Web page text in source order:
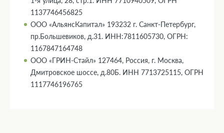
1137746456825
ООО «АльянсКапитал» 193232 г. Санкт-Петербург,
пр.Большевиков, д.31. ИНН:7811605730, ОГРН:
1167847164748
ООО «ГРИН-Стайл» 127464, Россия, г. Москва,
Дмитровское шоссе, д.80Б. ИНН 7713725115, ОГРН
1117746196765